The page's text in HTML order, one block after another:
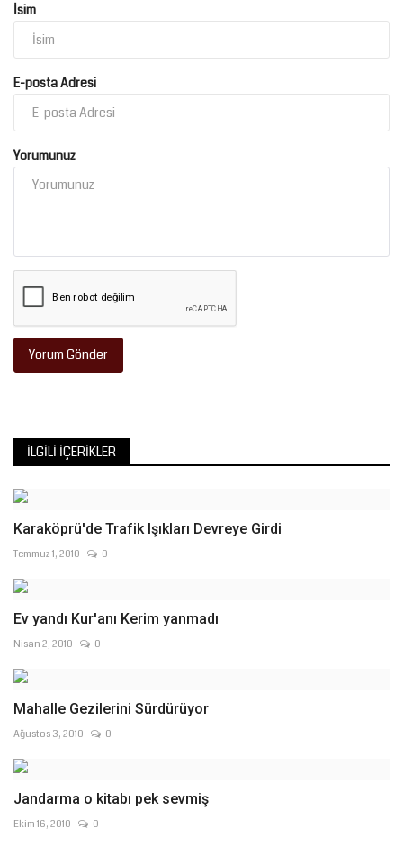
İsim
E-posta Adresi
Yorumunuz
Yorum Gönder
İLGILI İÇERIKLER
Karaköprü'de Trafik Işıkları Devreye Girdi
Temmuz 1, 2010 0
Ev yandı Kur'anı Kerim yanmadı
Nisan 2, 2010 0
Mahalle Gezilerini Sürdürüyor
Ağustos 3, 2010 0
Jandarma o kitabı pek sevmiş
Ekim 16, 2010 0